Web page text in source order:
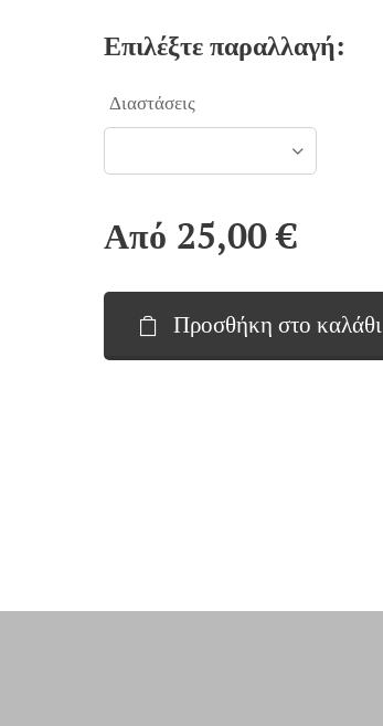
Επιλέξτε παραλλαγή:
Διαστάσεις
Από 25,00€
Προσθήκη στο καλάθι